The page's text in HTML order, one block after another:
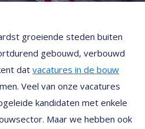
groeiende steden buiten
gebouwd, verbouwd
dat vacatures in de bouw
Veel van onze vacatures
kandidaten met enkele
Maar we hebben ook